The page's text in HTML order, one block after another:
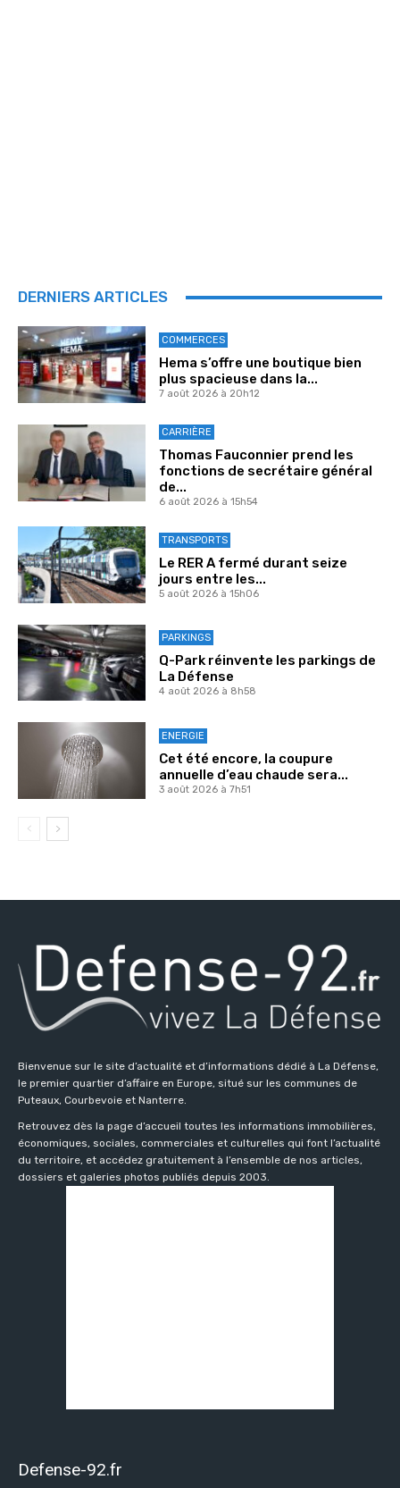
DERNIERS ARTICLES
COMMERCES
Hema s’offre une boutique bien
plus spacieuse dans la...
7 août 2026 à 20h12
CARRIÈRE
Thomas Fauconnier prend les
fonctions de secrétaire général
de...
6 août 2026 à 15h54
TRANSPORTS
Le RER A fermé durant seize
jours entre les...
5 août 2026 à 15h06
PARKINGS
Q-Park réinvente les parkings de
La Défense
4 août 2026 à 8h58
ENERGIE
Cet été encore, la coupure
annuelle d’eau chaude sera...
3 août 2026 à 7h51
Bienvenue sur le site d’actualité et d’informations dédié à La Défense,
le premier quartier d’affaire en Europe, situé sur les communes de
Puteaux, Courbevoie et Nanterre.
Retrouvez dès la page d’accueil toutes les informations immobilières,
économiques, sociales, commerciales et culturelles qui font l’actualité
du territoire, et accédez gratuitement à l’ensemble de nos articles,
dossiers et galeries photos publiés depuis 2003.
Defense-92.fr